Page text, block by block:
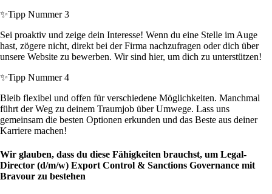
✨Tipp Nummer 3
Sei proaktiv und zeige dein Interesse! Wenn du eine Stelle im Auge
hast, zögere nicht, direkt bei der Firma nachzufragen oder dich über
unsere Website zu bewerben. Wir sind hier, um dich zu unterstützen!
✨Tipp Nummer 4
Bleib flexibel und offen für verschiedene Möglichkeiten. Manchmal
führt der Weg zu deinem Traumjob über Umwege. Lass uns
gemeinsam die besten Optionen erkunden und das Beste aus deiner
Karriere machen!
Wir glauben, dass du diese Fähigkeiten brauchst, um Legal-
Director (d/m/w) Export Control & Sanctions Governance mit
Bravour zu bestehen